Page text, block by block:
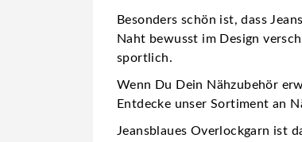
Besonders schön ist, dass
Naht bewusst im Design
sportlich.
Wenn Du Dein Nähzubehör
Entdecke unser Sortiment an
Jeansblaues Overlockgarn ist